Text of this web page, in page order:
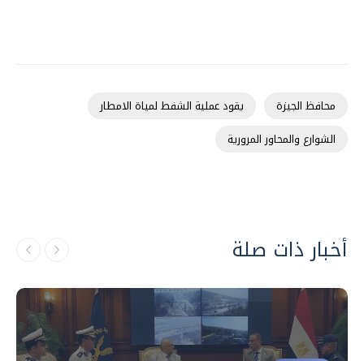
محافظ الجيزة
يقود عملية الشفط لمياة الامطار
الشوارع والمحاور المرورية
أخبار ذات صلة